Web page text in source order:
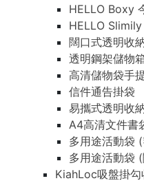
HELLO Boxy
HELLO
闊口式透明收
透明鋼架儲物
高清儲物袋手
信件通告掛袋
易攜式透明收
A4高清文件書
多用途活動袋
多用途活動袋
KiahLoc吸盤掛勾